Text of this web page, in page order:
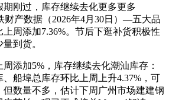
刚过，库存继续去化更多更多
财产数据（2026年4月30日）—五大品
周添加7.36%。节后下逛补货积极性
到货。
加5%，库存继续去化潮汕库存：
船埠总库存环比上周上升4.37%，可
数量不多，估计下周广州市场建建钢